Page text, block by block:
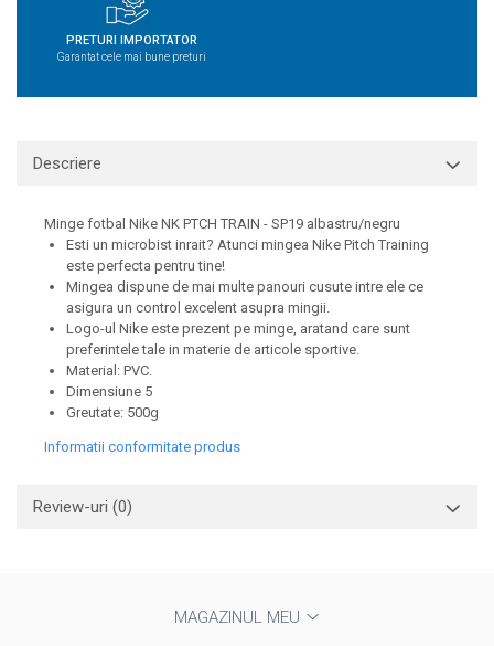
PRETURI IMPORTATOR
Garantat cele mai bune preturi
Descriere
Minge fotbal Nike NK PTCH TRAIN - SP19 albastru/negru
Esti un microbist inrait? Atunci mingea Nike Pitch Training
este perfecta pentru tine!
Mingea dispune de mai multe panouri cusute intre ele ce
asigura un control excelent asupra mingii.
Logo-ul Nike este prezent pe minge, aratand care sunt
preferintele tale in materie de articole sportive.
Material: PVC.
Dimensiune 5
Greutate: 500g
Informatii conformitate produs
Review-uri (0)
MAGAZINUL MEU